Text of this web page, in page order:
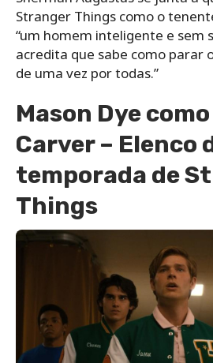
Stranger Things como o
“um homem inteligente e sem
acredita que sabe como parar
de uma vez por todas.”
Mason Dye
Carver – Elenco
temporada de
Things